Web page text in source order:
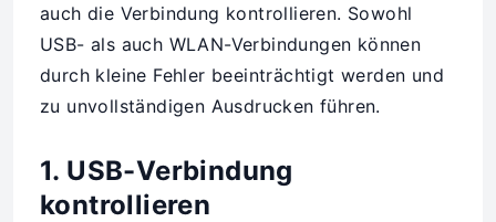
auch die Verbindung kontrollieren. Sowohl
USB- als auch WLAN-Verbindungen können
durch kleine Fehler beeinträchtigt werden und
zu unvollständigen Ausdrucken führen.
1. USB-Verbindung
kontrollieren